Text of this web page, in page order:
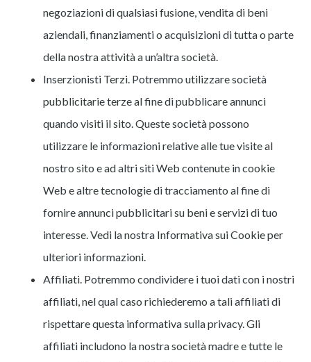
negoziazioni di qualsiasi fusione, vendita di beni
aziendali, finanziamenti o acquisizioni di tutta o parte
della nostra attività a un’altra società.
Inserzionisti Terzi. Potremmo utilizzare società
pubblicitarie terze al fine di pubblicare annunci
quando visiti il sito. Queste società possono
utilizzare le informazioni relative alle tue visite al
nostro sito e ad altri siti Web contenute in cookie
Web e altre tecnologie di tracciamento al fine di
fornire annunci pubblicitari su beni e servizi di tuo
interesse. Vedi la nostra Informativa sui Cookie per
ulteriori informazioni.
Affiliati. Potremmo condividere i tuoi dati con i nostri
affiliati, nel qual caso richiederemo a tali affiliati di
rispettare questa informativa sulla privacy. Gli
affiliati includono la nostra società madre e tutte le